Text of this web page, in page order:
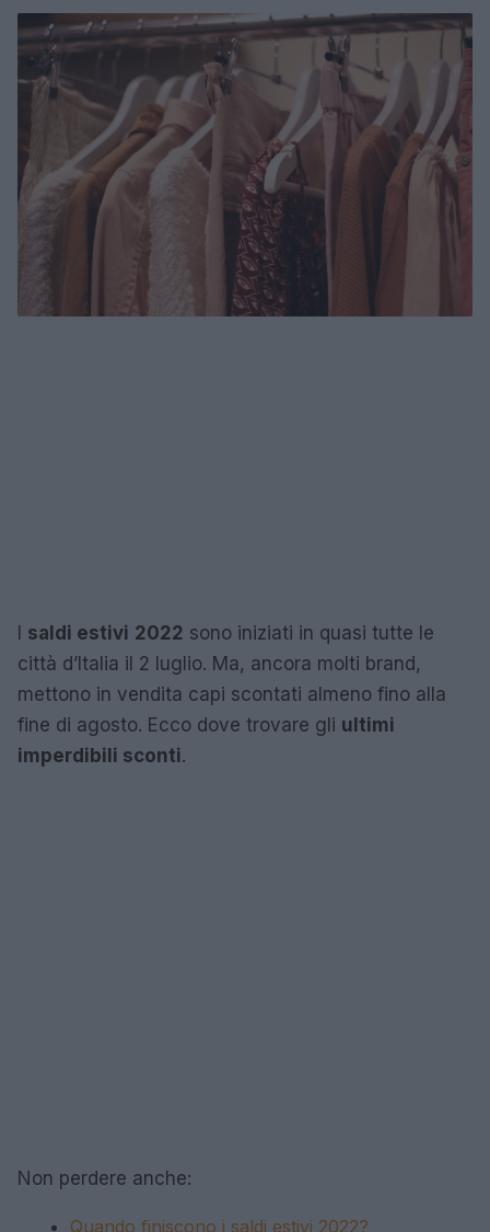
saldi estivi 2022 sono iniziati in quasi tutte le
città d’Italia il 2 luglio. Ma, ancora molti brand,
mettono in vendita capi scontati almeno fino alla
fine di agosto. Ecco dove trovare gli ultimi
imperdibili sconti.
Non perdere anche:
Quando finiscono i saldi estivi 2022?